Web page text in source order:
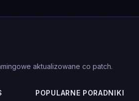
aktualizowane co patch.
POPULARNE PORADNIKI